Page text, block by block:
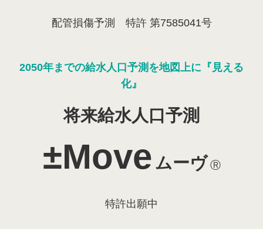
配管損傷予測 特許 第7585041号
2050年までの給水人口予測を地図上に『見える
化』
将来給水人口予測
±Move ムーヴ Ⓡ
特許出願中